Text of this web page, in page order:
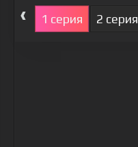
‹ 1 серия 2 серия